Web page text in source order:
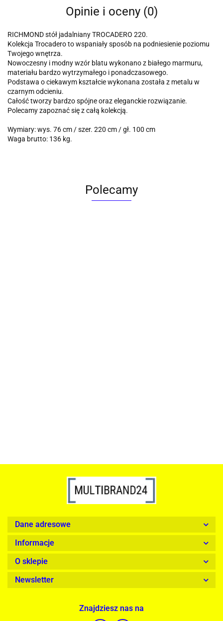
Opinie i oceny (0)
RICHMOND stół jadalniany TROCADERO 220.
Kolekcja Trocadero to wspaniały sposób na podniesienie poziomu
Twojego wnętrza.
Nowoczesny i modny wzór blatu wykonano z białego marmuru,
materiału bardzo wytrzymałego i ponadczasowego.
Podstawa o ciekawym kształcie wykonana została z metalu w
czarnym odcieniu.
Całość tworzy bardzo spójne oraz eleganckie rozwiązanie.
Polecamy zapoznać się z całą kolekcją.
Wymiary: wys. 76 cm / szer. 220 cm / gł. 100 cm
Waga brutto: 136 kg.
Polecamy
Dane adresowe
Informacje
O sklepie
Newsletter
Znajdziesz nas na